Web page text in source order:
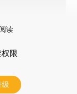
读
限
级